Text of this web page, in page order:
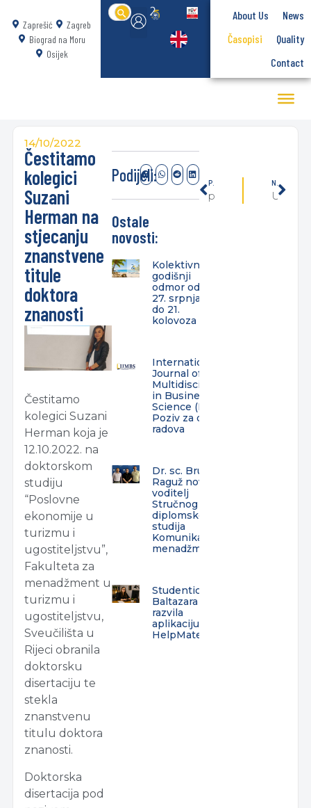
Zaprešić
Zagreb
Biograd na Moru
Osijek
Search
for:
About Us
News
Časopisi
Quality
Contact
14/10/2022
Čestitamo
kolegici
Suzani
Herman na
stjecanju
znanstvene
titule
doktora
znanosti
Čestitamo
kolegici Suzani
Herman koja je
12.10.2022. na
doktorskom
studiju
“Poslovne
ekonomije u
turizmu i
ugostiteljstvu”,
Fakulteta za
menadžment u
turizmu i
ugostiteljstvu,
Sveučilišta u
Rijeci obranila
doktorsku
disertaciju te
stekla
znanstvenu
titulu doktora
znanosti.
Doktorska
disertacija pod
Podijeli:
Ostale
novosti:
Kolektivni
godišnji
odmor od
27. srpnja
do 21.
kolovoza
International
Journal of
Multidisciplinarity
in Business and
Science (IJMBS) –
Poziv za dostavu
radova
Dr. sc. Bruno
Raguž novi
voditelj
Stručnog
diplomskog
studija
Komunikacijski
menadžment
Studentica
Baltazara
razvila
aplikaciju
HelpMate
PREVIOUSLY
Uvodno predavanje za studente 1. godine dislociranog studija u Biogradu na Moru